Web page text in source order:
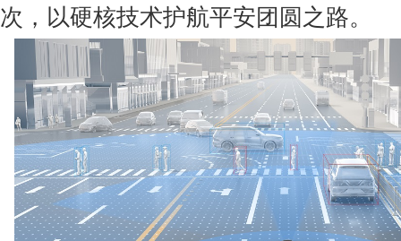
次，以硬核技术护航平安团圆之路。